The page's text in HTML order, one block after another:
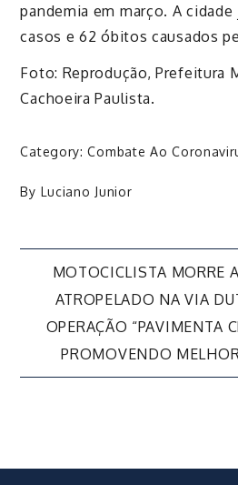
pandemia em março. A cidade
casos e 62 óbitos causados
Foto: Reprodução, Prefeitura
Cachoeira Paulista.
Category:Combate Ao
By Luciano Junior
Navegação
de
Post
MOTOCICLISTA MORRE
ATROPELADO NA VIA
OPERAÇÃO “PAVIMENTA
PROMOVENDO